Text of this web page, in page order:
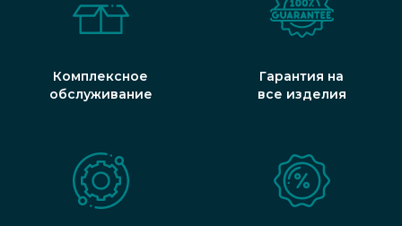
Комплексное
обслуживание
Гарантия на
все изделия